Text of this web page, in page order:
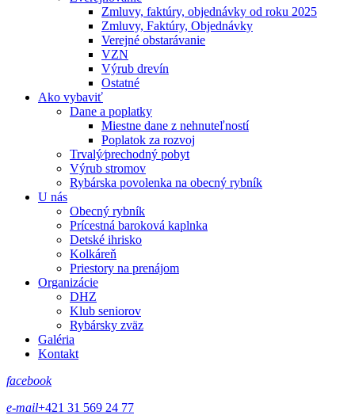
Zmluvy, faktúry, objednávky od roku 2025
Zmluvy, Faktúry, Objednávky
Verejné obstarávanie
VZN
Výrub drevín
Ostatné
Ako vybaviť
Dane a poplatky
Miestne dane z nehnuteľností
Poplatok za rozvoj
Trvalý⁄prechodný pobyt
Výrub stromov
Rybárska povolenka na obecný rybník
U nás
Obecný rybník
Prícestná baroková kaplnka
Detské ihrisko
Kolkáreň
Priestory na prenájom
Organizácie
DHZ
Klub seniorov
Rybársky zväz
Galéria
Kontakt
facebook
e-mail+421 31 569 24 77